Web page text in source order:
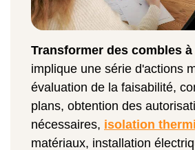
Transformer des combles
implique une série d'actions
évaluation de la faisabilité,
plans, obtention des
nécessaires, isolation
matériaux, installation